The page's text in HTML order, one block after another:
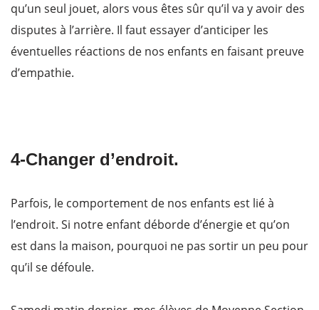
qu’un seul jouet, alors vous êtes sûr qu’il va y avoir des
disputes à l’arrière. Il faut essayer d’anticiper les
éventuelles réactions de nos enfants en faisant preuve
d’empathie.
4-Changer d’endroit.
Parfois, le comportement de nos enfants est lié à
l’endroit. Si notre enfant déborde d’énergie et qu’on
est dans la maison, pourquoi ne pas sortir un peu pour
qu’il se défoule.